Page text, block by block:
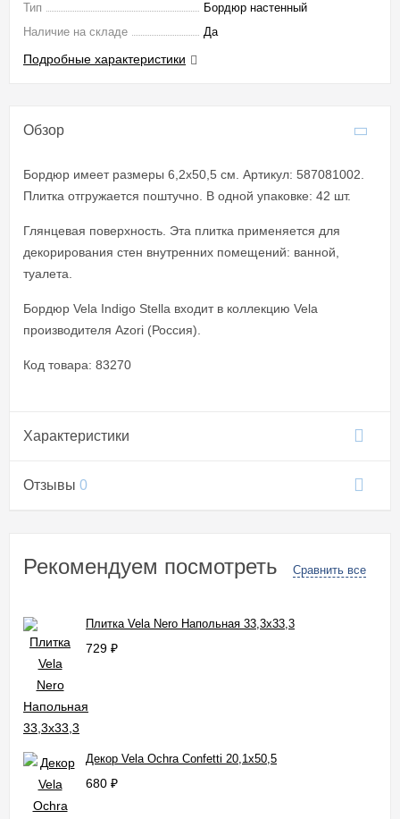
Тип
Бордюр настенный
Наличие на складе
Да
Подробные характеристики
Обзор
Бордюр имеет размеры 6,2x50,5 см. Артикул: 587081002.
Плитка отгружается поштучно. В одной упаковке: 42 шт.
Глянцевая поверхность. Эта плитка применяется для
декорирования стен внутренних помещений: ванной,
туалета.
Бордюр Vela Indigo Stella входит в коллекцию Vela
производителя Azori (Россия).
Код товара: 83270
Характеристики
Отзывы 0
Рекомендуем посмотреть Сравнить все
Плитка Vela Nero Напольная 33,3x33,3
729 ₽
Декор Vela Ochra Confetti 20,1x50,5
680 ₽